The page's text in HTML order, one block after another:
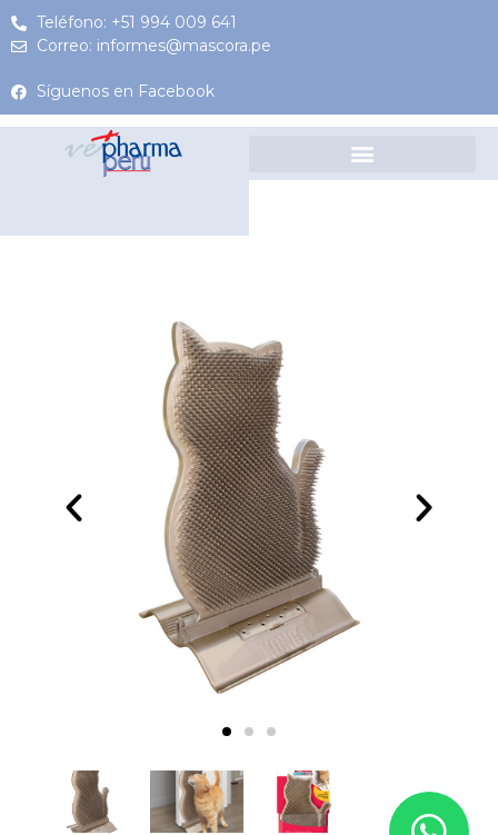
Teléfono: +51 994 009 641
Correo: informes@mascora.pe
Síguenos en Facebook